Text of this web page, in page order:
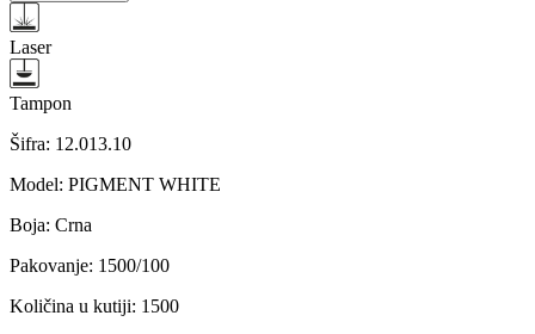
Laser
Tampon
Šifra: 12.013.10
Model: PIGMENT WHITE
Boja: Crna
Pakovanje: 1500/100
Količina u kutiji: 1500